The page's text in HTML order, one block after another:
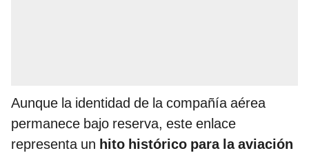
Aunque la identidad de la compañía aérea
permanece bajo reserva, este enlace
representa un hito histórico para la aviación